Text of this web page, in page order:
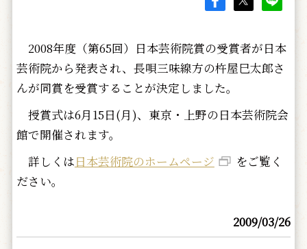
2008年度（第65回）日本芸術院賞の受賞者が日本
芸術院から発表され、長唄三味線方の杵屋巳太郎さ
んが同賞を受賞することが決定しました。
授賞式は6月15日(月)、東京・上野の日本芸術院会
館で開催されます。
詳しくは日本芸術院のホームページ
をご覧く
ださい。
2009/03/26